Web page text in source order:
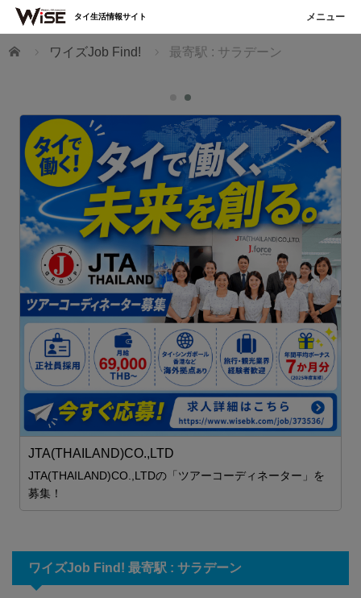
ホーム ワイズJob Find! 最寄駅 : サラデーン
JTA(THAILAND)CO.,LTD
JTA(THAILAND)CO.,LTDの「ツアーコーディネーター」を
募集！
ワイズJob Find! 最寄駅 : サラデーン
タイ生活情報サイト